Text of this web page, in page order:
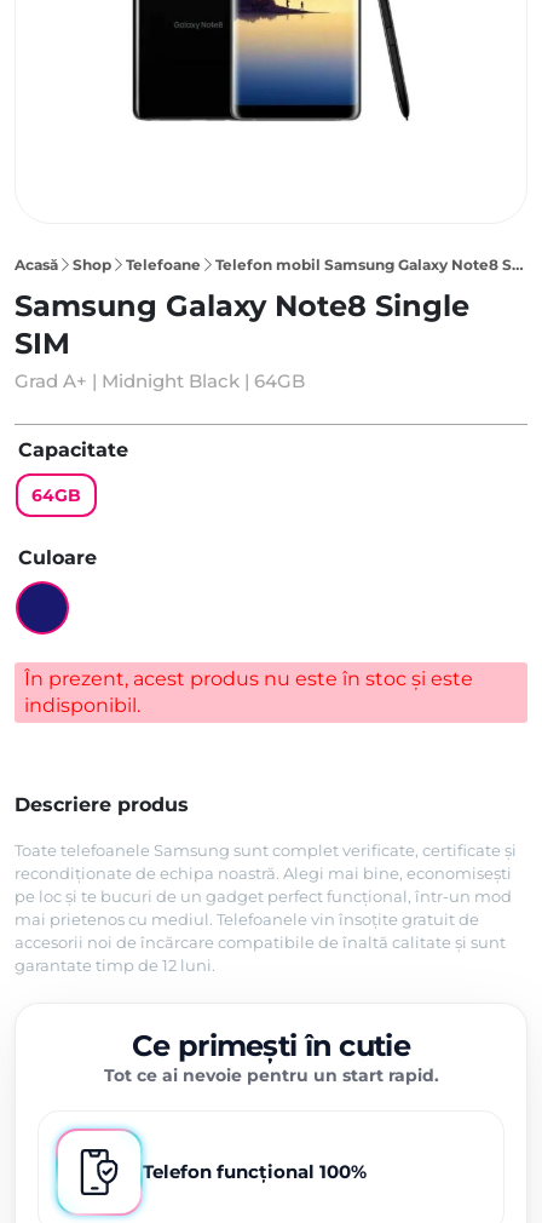
Acasă Shop Telefoane Telefon mobil Samsung Galaxy Note8 Single SIM 64GB, Midnight Black
Samsung Galaxy Note8 Single
SIM
Grad A+ | Midnight Black | 64GB
Capacitate
64GB
Culoare
În prezent, acest produs nu este în stoc și este
indisponibil.
Descriere produs
Toate telefoanele Samsung sunt complet verificate, certificate și
recondiționate de echipa noastră. Alegi mai bine, economisești
pe loc și te bucuri de un gadget perfect funcțional, într-un mod
mai prietenos cu mediul. Telefoanele vin însoțite gratuit de
accesorii noi de încărcare compatibile de înaltă calitate și sunt
garantate timp de 12 luni.
Ce primești în cutie
Tot ce ai nevoie pentru un start rapid.
Telefon funcțional 100%